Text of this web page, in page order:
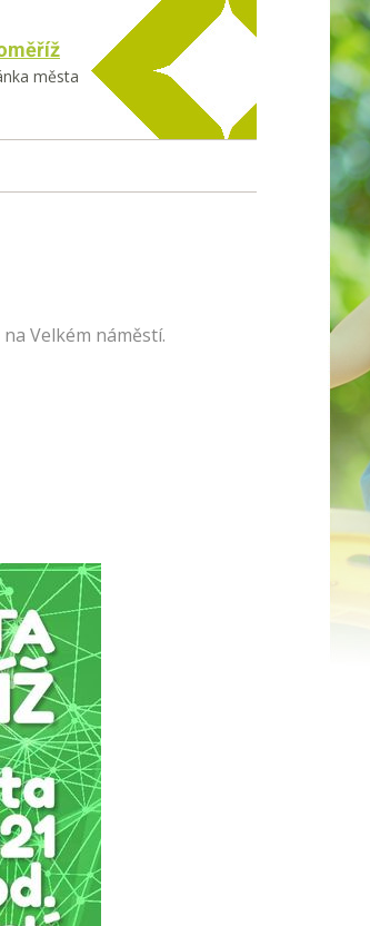
města
Velkém náměstí.